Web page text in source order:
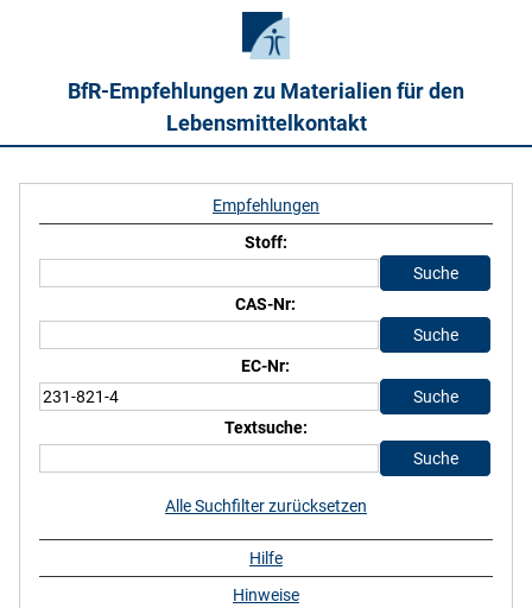
BfR-Empfehlungen zu Materialien für den
Lebensmittelkontakt
Empfehlungen
Stoff:
CAS-Nr:
EC-Nr:
Textsuche:
Alle Suchfilter zurücksetzen
Hilfe
Hinweise